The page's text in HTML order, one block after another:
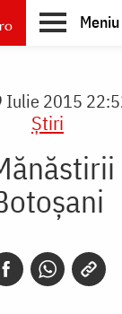
Meniu
Iulie 2015
Știri